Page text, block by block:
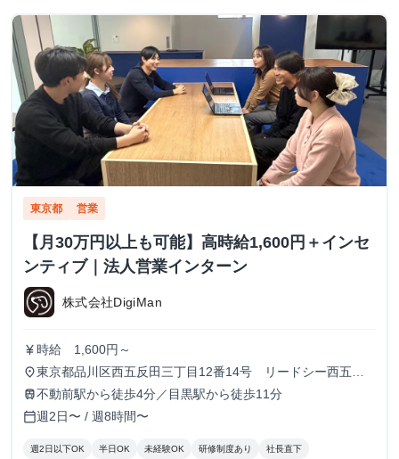
東京都 営業
【月30万円以上も可能】高時給1,600円＋インセ
ンティブ｜法人営業インターン
株式会社DigiMan
currency_yen 時給 1,600円～
place東京都品川区西五反田三丁目12番14号 リードシー西五反
田ビル7-8階（受付8階）
train不動前駅から徒歩4分／目黒駅から徒歩11分
calendar_today週2日〜 / 週8時間〜
週2日以下OK 半日OK 未経験OK 研修制度あり 社長直下